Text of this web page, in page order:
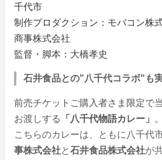
千代市
制作プロダクション：モバコン株
商事株式会社
監督・脚本：大橋孝史
石井食品との"八千代コラボ"も
前売チケットご購入者さま限定で
お渡しする
「八千代物語カレー」
。
こちらのカレーは、ともに八千代
事株式会社と石井食品株式会社が